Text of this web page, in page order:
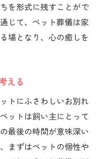
を形式に残すことがで
じて、ペット葬儀は家
場となり、心の癒しを
える
トにふさわしいお別れ
ットは飼い主にとって
最後の時間が意味深い
まずはペットの個性や